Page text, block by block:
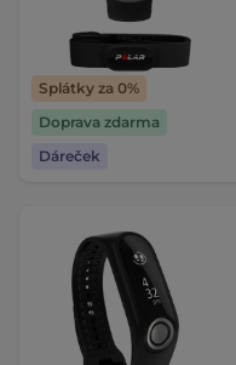
Splátky za 0%
Doprava zdarma
Dáreček